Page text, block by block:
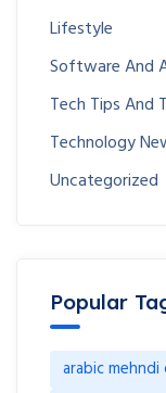
Lifestyle
Software And
Tech Tips And
Technology
Uncategorized
Popular
arabic mehndi